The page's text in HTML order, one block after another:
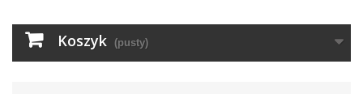
Koszyk (pusty)